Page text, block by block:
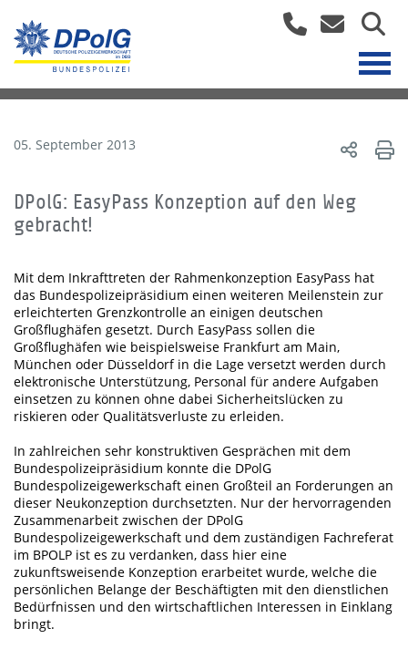
05. September 2013
DPolG: EasyPass Konzeption auf den Weg
gebracht!
Mit dem Inkrafttreten der Rahmenkonzeption EasyPass hat
das Bundespolizeipräsidium einen weiteren Meilenstein zur
erleichterten Grenzkontrolle an einigen deutschen
Großflughäfen gesetzt. Durch EasyPass sollen die
Großflughäfen wie beispielsweise Frankfurt am Main,
München oder Düsseldorf in die Lage versetzt werden durch
elektronische Unterstützung, Personal für andere Aufgaben
einsetzen zu können ohne dabei Sicherheitslücken zu
riskieren oder Qualitätsverluste zu erleiden.
In zahlreichen sehr konstruktiven Gesprächen mit dem
Bundespolizeipräsidium konnte die DPolG
Bundespolizeigewerkschaft einen Großteil an Forderungen an
dieser Neukonzeption durchsetzten. Nur der hervorragenden
Zusammenarbeit zwischen der DPolG
Bundespolizeigewerkschaft und dem zuständigen Fachreferat
im BPOLP ist es zu verdanken, dass hier eine
zukunftsweisende Konzeption erarbeitet wurde, welche die
persönlichen Belange der Beschäftigten mit den dienstlichen
Bedürfnissen und den wirtschaftlichen Interessen in Einklang
bringt.